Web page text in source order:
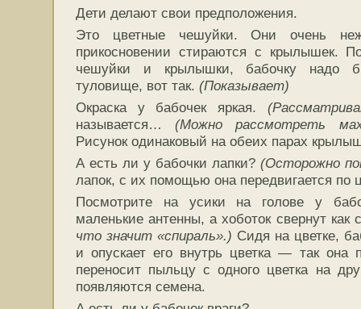
Дети делают свои предположения.
Это цветные чешуйки. Они очень
прикосновении стираются с крылышек.
чешуйки и крылышки, бабочку надо
туловище, вот так. (Показывает)
Окраска у бабочек яркая.
называется…(Можно рассмотреть
Рисунок одинаковый на обеих парах
А есть ли у бабочки лапки? (Осторожно
лапок, с их помощью она передвигается по
Посмотрите на усики на голове у
маленькие антенны, а хоботок свернут как
что значит «спираль».) Сидя на цветке,
и опускает его внутрь цветка — так она
переносит пыльцу с одного цветка на
появляются семена.